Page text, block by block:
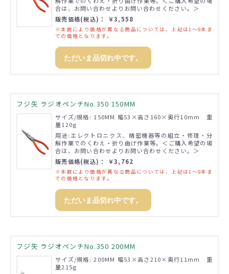
合は、お問い合わせよりお問い合わせください。＞
販売価格(税込)： ￥3,558
※本数により価格が異なる商品については、上記は1～9本ま
での価格となります。
ただいま品切れ中です。
フジ矢 ラジオペンチNo.350 150MM
サイズ/規格: 150MM 幅53×高さ160×奥行10mm 重
量120g
用途:エレクトロニクス、精密機器等の組立・修理・分
解作業でのくわえ・折り曲げ作業等。＜ご購入希望の場
合は、お問い合わせよりお問い合わせください。＞
販売価格(税込)： ￥3,762
※本数により価格が異なる商品については、上記は1～9本ま
での価格となります。
ただいま品切れ中です。
フジ矢 ラジオペンチNo.350 200MM
サイズ/規格: 200MM 幅53×高さ210×奥行11mm 重
量215g